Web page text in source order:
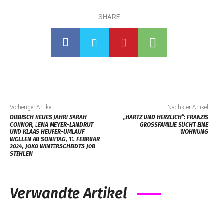
SHARE
Vorheriger Artikel
DIEBISCH NEUES JAHR! SARAH
CONNOR, LENA MEYER-LANDRUT
UND KLAAS HEUFER-UMLAUF
WOLLEN AB SONNTAG, 11. FEBRUAR
2024, JOKO WINTERSCHEIDTS JOB
STEHLEN
Nächster Artikel
„HARTZ UND HERZLICH“: FRANZIS
GROSSFAMILIE SUCHT EINE W
OHNUNG
Verwandte Artikel